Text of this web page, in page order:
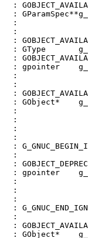
:
:
:
:
:
: GType
:
: gpointer
:
:
:
: GObject*
:
:
:
:
:
:
:
: gpointer
:
:
:
:
:
:
: GObject*